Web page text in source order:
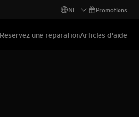
NL Promotions
Réservez une réparationArticles d'aide